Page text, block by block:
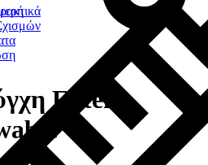
Filtek